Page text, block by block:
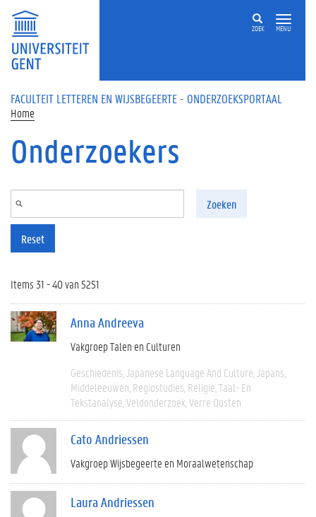
Overslaan en naar de inhoud gaan
ZOEK MENU
FACULTEIT LETTEREN EN WIJSBEGEERTE - ONDERZOEKSPORTAAL
Home
Onderzoekers
Zoeken
Reset
Items 31 - 40 van 5251
Anna Andreeva
Vakgroep Talen en Culturen
Geschiedenis Japanese Language And Culture Japans
Middeleeuwen Regiostudies Religie Taal- En
Tekstanalyse Veldonderzoek Verre Oosten
Cato Andriessen
Vakgroep Wijsbegeerte en Moraalwetenschap
Laura Andriessen